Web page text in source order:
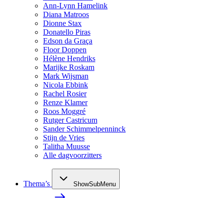
Ann-Lynn Hamelink
Diana Matroos
Dionne Stax
Donatello Piras
Edson da Graça
Floor Doppen
Hélène Hendriks
Marijke Roskam
Mark Wijsman
Nicola Ebbink
Rachel Rosier
Renze Klamer
Roos Moggré
Rutger Castricum
Sander Schimmelpenninck
Stijn de Vries
Talitha Muusse
Alle dagvoorzitters
Thema’s ShowSubMenu